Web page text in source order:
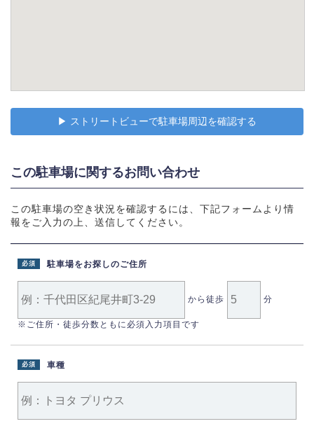
▶︎ ストリートビューで駐車場周辺を確認する
この駐車場に関するお問い合わせ
この駐車場の空き状況を確認するには、下記フォームより情
報をご入力の上、送信してください。
駐車場をお探しのご住所
必須
から徒歩 分
※ご住所・徒歩分数ともに必須入力項目です
車種
必須